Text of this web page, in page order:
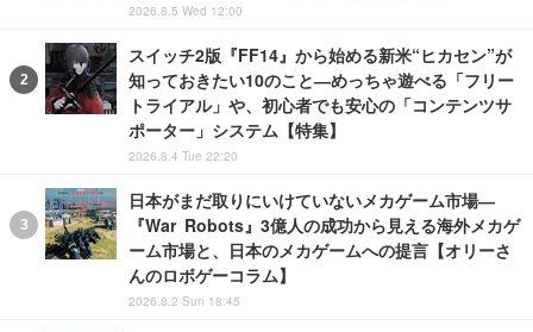
2026.8.5 Wed 12:00
スイッチ2版『FF14』から始める新米“ヒカセン”が
知っておきたい10のこと―めっちゃ遊べる「フリー
トライアル」や、初心者でも安心の「コンテンツサ
ポーター」システム【特集】
2026.8.4 Tue 22:20
日本がまだ取りにいけていないメカゲーム市場―
『War Robots』3億人の成功から見える海外メカゲ
ーム市場と、日本のメカゲームへの提言【オリーさ
んのロボゲーコラム】
2026.8.2 Sun 18:45